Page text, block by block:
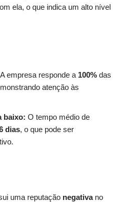
ela, o que indica um alto nível
A empresa responde a 100% das
atenção às
baixo: O tempo médio de
dias, o que pode ser
uma reputação negativano